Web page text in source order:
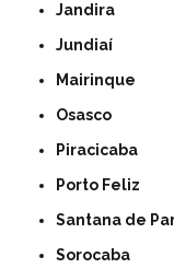
Jandira
Jundiaí
Mairinque
Osasco
Piracicaba
Porto Feliz
Santana de
Sorocaba